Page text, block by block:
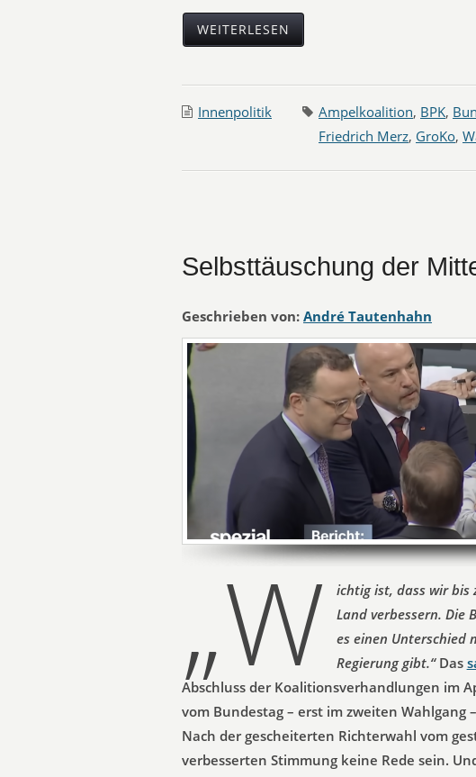
WEITERLESEN
Innenpolitik Ampelkoalition, BPK,
Friedrich Merz, GroKo,
Selbsttäuschung der
Geschrieben von: André Tautenhahn
„W
ichtig ist, dass wir bis
Land verbessern. Die
es einen Unterschied
Regierung gibt.“Das
Abschluss der Koalitionsverhandlungen im
vom Bundestag – erst im zweiten Wahlgang
Nach der gescheiterten Richterwahl vom
verbesserten Stimmung keine Rede sein.